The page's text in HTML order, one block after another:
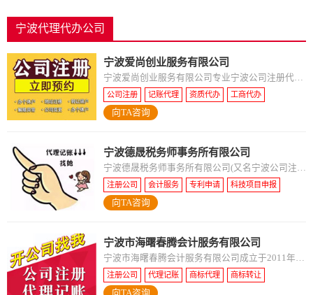
宁波代理代办公司
宁波爱尚创业服务有限公司
宁波爱尚创业服务有限公司专业宁波公司注册代
理、宁波注册公司代理、宁波代理记账公司、宁波
代理公司注册、宁波代办公司注册、宁波代办营业
公司注册 记账代理 资质代办 工商代办
向TA咨询
宁波德晟税务师事务所有限公司
宁波德晟税务师事务所有限公司(又名宁波公司注册
税务服务中心)由优秀的注册税务师、会计师、律
师、商标师、银行信贷专员等行业精英组成的专业
注册公司 会计服务 专利申请 科技项目申报
高企认定服务
向TA咨询
宁波市海曙春腾会计服务有限公司
宁波市海曙春腾会计服务有限公司成立于2011年，
专业从事天猫店铺转让、各电商平台入驻、公司注
册、公司转让、商标代理、记账代理、进出口权申
注册公司 代理记账 商标代理 商标转让
公司注销 网店转让
向TA咨询